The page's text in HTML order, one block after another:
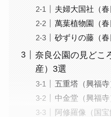
夫婦大国社（春
萬葉植物園（春
砂ずりの藤（春
奈良公園の見どこ
産）3選
五重塔（興福寺
中金堂（興福寺
阿修羅像（国宝